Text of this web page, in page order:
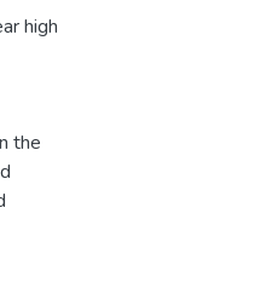
high
the